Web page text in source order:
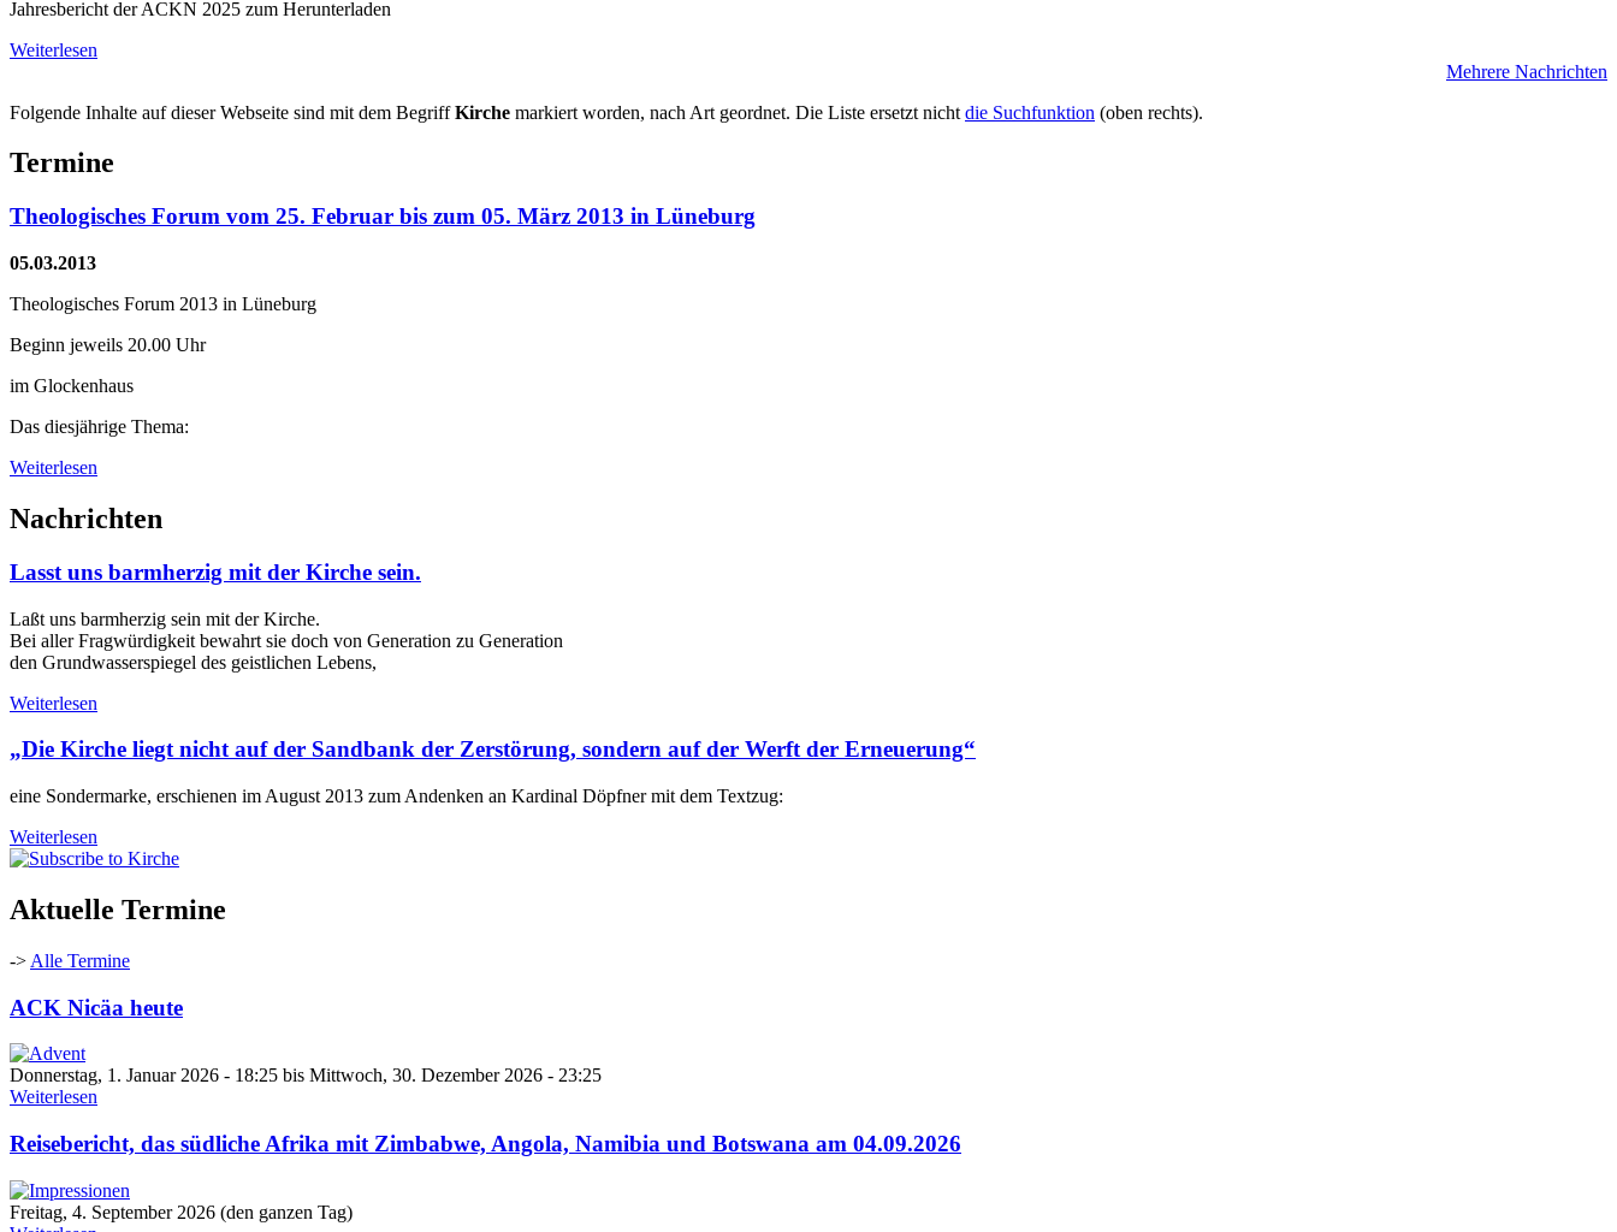
Jahresbericht der ACKN 2025 zum Herunterladen
Weiterlesen
Mehrere Nachrichten
Folgende Inhalte auf dieser Webseite sind mit dem BegriffKirche markiert worden, nach Art geordnet. Die Liste ersetzt nicht die Suchfunktion (oben rechts).
Termine
Theologisches Forum vom 25. Februar bis zum 05. März 2013 in Lüneburg
05.03.2013
Theologisches Forum 2013 in Lüneburg
Beginn jeweils 20.00 Uhr
im Glockenhaus
Das diesjährige Thema:
Weiterlesen
Nachrichten
Lasst uns barmherzig mit der Kirche sein.
Laßt uns barmherzig sein mit der Kirche.
Bei aller Fragwürdigkeit bewahrt sie doch von Generation zu Generation
den Grundwasserspiegel des geistlichen Lebens,
Weiterlesen
„Die Kirche liegt nicht auf der Sandbank der Zerstörung, sondern auf der Werft der Erneuerung“
eine Sondermarke, erschienen im August 2013 zum Andenken an Kardinal Döpfner mit dem Textzug:
Weiterlesen
Aktuelle Termine
-> Alle Termine
ACK Nicäa heute
Donnerstag, 1. Januar 2026 - 18:25 bis Mittwoch, 30. Dezember 2026 - 23:25
Weiterlesen
Reisebericht, das südliche Afrika mit Zimbabwe, Angola, Namibia und Botswana am 04.09.2026
Freitag, 4. September 2026 (den ganzen Tag)